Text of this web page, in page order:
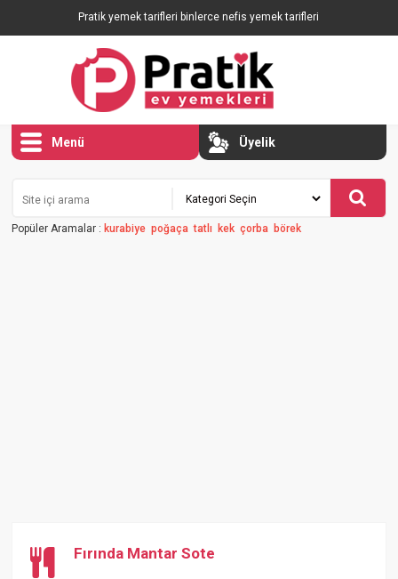
Pratik yemek tarifleri binlerce nefis yemek tarifleri
Menü Üyelik
Popüler Aramalar : kurabiye poğaça tatlı kek çorba börek
Fırında Mantar Sote